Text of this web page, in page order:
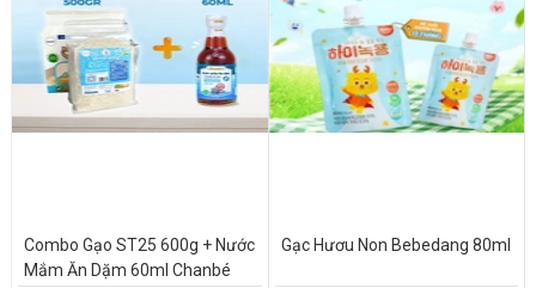
Combo Gạo ST25 600g + Nước
Mắm Ăn Dặm 60ml Chanbé
Gạc Hươu Non Bebedang 80ml